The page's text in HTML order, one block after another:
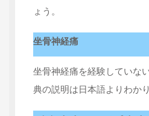
ょう。
坐骨神経痛
坐骨神経痛を経験していな
典の説明は日本語よりわか